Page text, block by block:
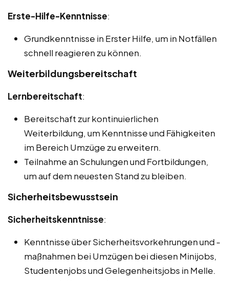
Erste-Hilfe-Kenntnisse:
Grundkenntnisse in Erster Hilfe, um in Notfällen
schnell reagieren zu können.
Weiterbildungsbereitschaft
Lernbereitschaft:
Bereitschaft zur kontinuierlichen
Weiterbildung, um Kenntnisse und Fähigkeiten
im Bereich Umzüge zu erweitern.
Teilnahme an Schulungen und Fortbildungen,
um auf dem neuesten Stand zu bleiben.
Sicherheitsbewusstsein
Sicherheitskenntnisse:
Kenntnisse über Sicherheitsvorkehrungen und -
maßnahmen bei Umzügen bei diesen Minijobs,
Studentenjobs und Gelegenheitsjobs in Melle.